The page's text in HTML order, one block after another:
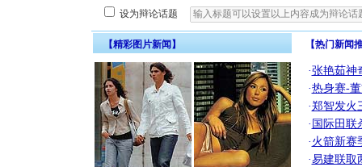
设为辩论话题
【精彩图片新闻】 【热门新闻
·张艳茹神
·热身赛-
·郑智发火
· 国际田联
· 火箭新赛
·易建联取